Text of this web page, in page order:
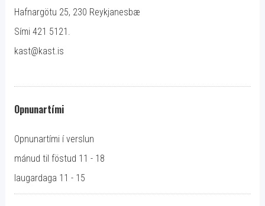
Hafnargötu 25, 230 Reykjanesbæ
Sími 421 5121.
kast@kast.is
Opnunartími
Opnunartími í verslun
mánud til föstud 11 - 18
laugardaga 11 - 15